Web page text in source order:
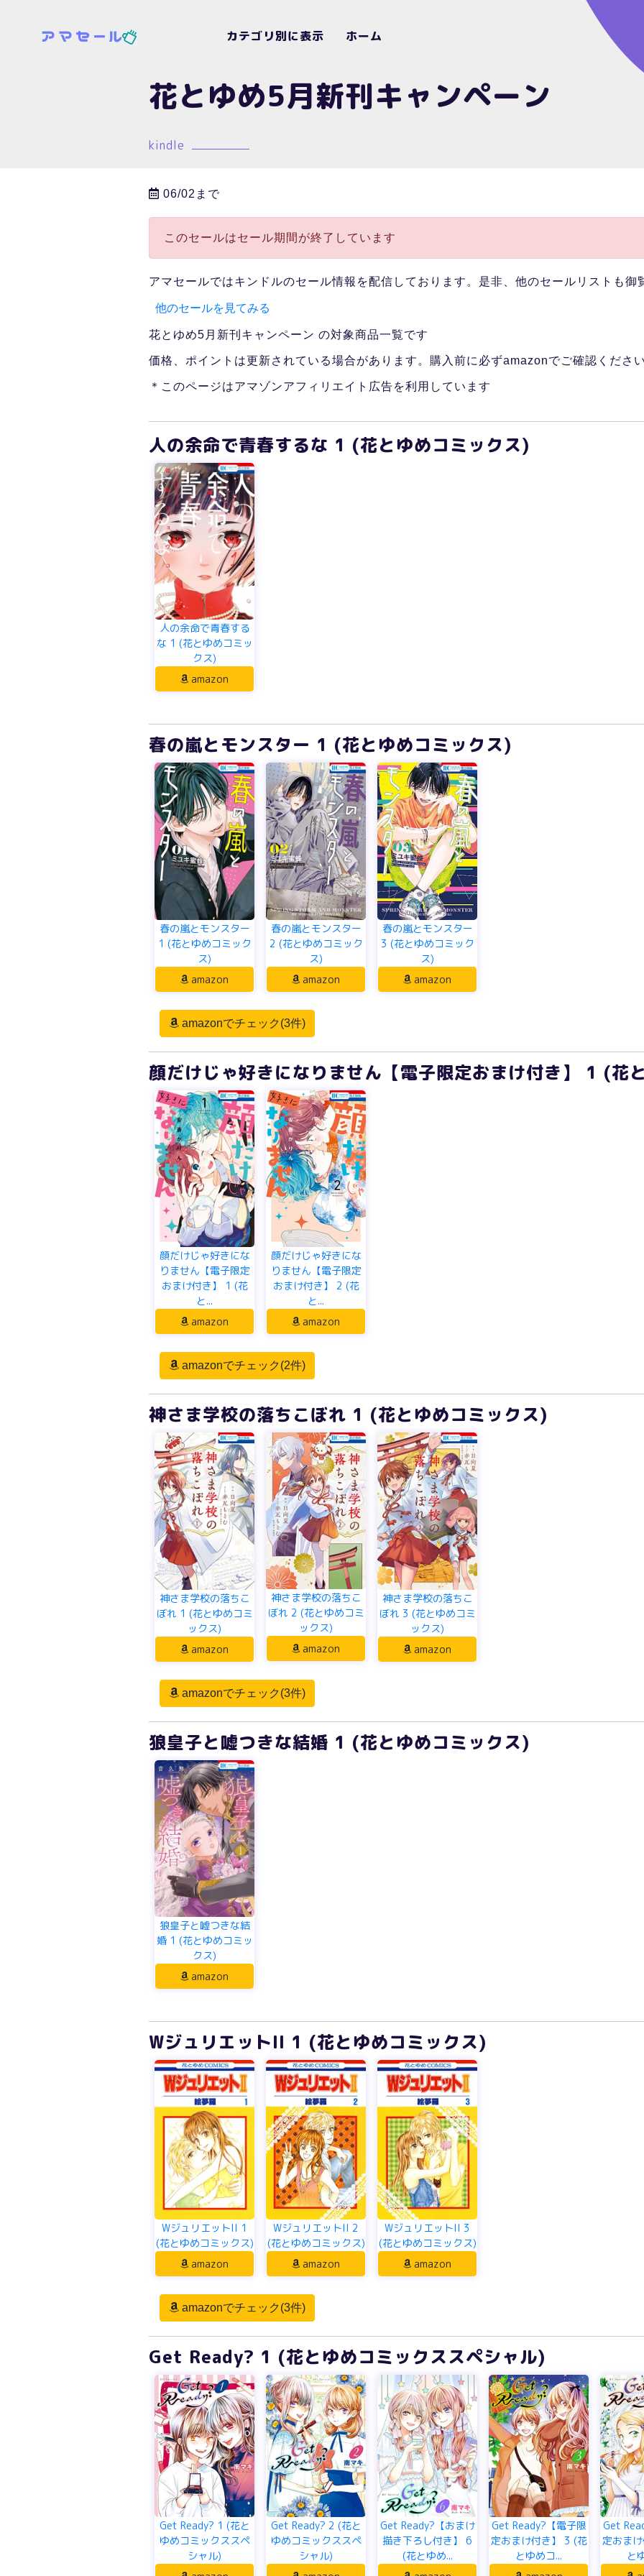
カテゴリ別に表示 ホーム
花とゆめ5月新刊キャンペーン
kindle
06/02まで
このセールはセール期間が終了しています
アマセールではキンドルのセール情報を配信しております。是非、他のセールリストも御
他のセールを見てみる
花とゆめ5月新刊キャンペーン の対象商品一覧です
価格、ポイントは更新されている場合があります。購入前に必ずamazonでご確認ください
＊このページはアマゾンアフィリエイト広告を利用しています
人の余命で青春するな 1 (花とゆめコミックス)
人の余命で青春する
な 1 (花とゆめコミッ
クス)
amazon
春の嵐とモンスター 1 (花とゆめコミックス)
春の嵐とモンスター
1 (花とゆめコミック
ス)
amazon
春の嵐とモンスター
2 (花とゆめコミック
ス)
amazon
春の嵐とモンスター
3 (花とゆめコミック
ス)
amazon
amazonでチェック(3件)
顔だけじゃ好きになりません【電子限定おまけ付き】 1 (花
顔だけじゃ好きにな
りません【電子限定
おまけ付き】 1 (花
と...
amazon
顔だけじゃ好きにな
りません【電子限定
おまけ付き】 2 (花
と...
amazon
amazonでチェック(2件)
神さま学校の落ちこぼれ 1 (花とゆめコミックス)
神さま学校の落ちこ
ぼれ 1 (花とゆめコミ
ックス)
amazon
神さま学校の落ちこ
ぼれ 2 (花とゆめコミ
ックス)
amazon
神さま学校の落ちこ
ぼれ 3 (花とゆめコミ
ックス)
amazon
amazonでチェック(3件)
狼皇子と嘘つきな結婚 1 (花とゆめコミックス)
狼皇子と嘘つきな結
婚 1 (花とゆめコミッ
クス)
amazon
WジュリエットII 1 (花とゆめコミックス)
WジュリエットII 1
(花とゆめコミックス)
amazon
WジュリエットII 2
(花とゆめコミックス)
amazon
WジュリエットII 3
(花とゆめコミックス)
amazon
amazonでチェック(3件)
Get Ready? 1 (花とゆめコミックススペシャル)
Get Ready? 1 (花と
ゆめコミックススペ
シャル)
Get Ready? 2 (花と
ゆめコミックススペ
シャル)
Get Ready?【おまけ
描き下ろし付き】 6
(花とゆめ...
Get Ready?【電子限
定おまけ付き】 3 (花
とゆめコ...
Get
定おま
と